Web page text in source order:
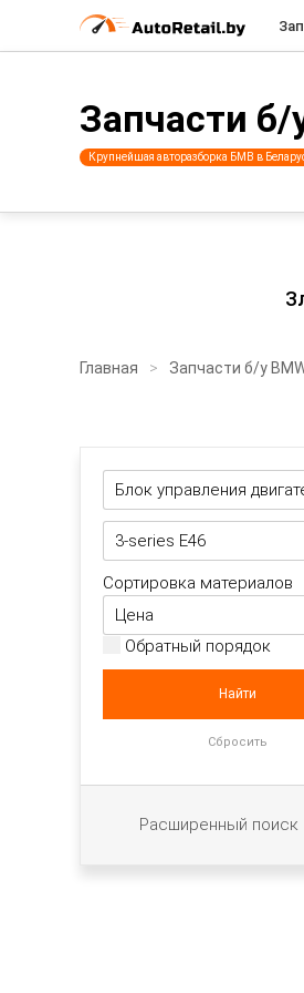
Запчасти б/
Крупнейшая авторазборка БМВ в
Главная Запчасти б/у
Сортировка материалов
Обратный порядок
Расширенный поиск